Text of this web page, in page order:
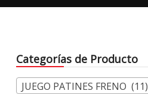
Categorías de Producto
JUEGO PATINES FRENO (11)